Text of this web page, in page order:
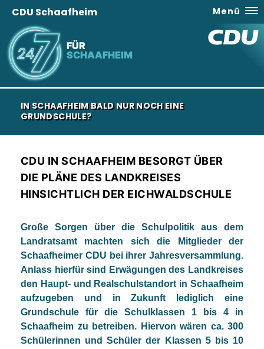
FÜR
SCHAAFHEIM
CDU Schaafheim Menü
IN SCHAAFHEIM BALD NUR NOCH EINE
GRUNDSCHULE?
CDU IN SCHAAFHEIM BESORGT ÜBER
DIE PLÄNE DES LANDKREISES
HINSICHTLICH DER EICHWALDSCHULE
Große Sorgen über die Schulpolitik aus dem
Landratsamt machten sich die Mitglieder der
Schaafheimer CDU bei ihrer Jahresversammlung.
Anlass hierfür sind Erwägungen des Landkreises
den Haupt- und Realschulstandort in Schaafheim
aufzugeben und in Zukunft lediglich eine
Grundschule für die Schulklassen 1 bis 4 in
Schaafheim zu betreiben. Hiervon wären ca. 300
Schülerinnen und Schüler der Klassen 5 bis 10